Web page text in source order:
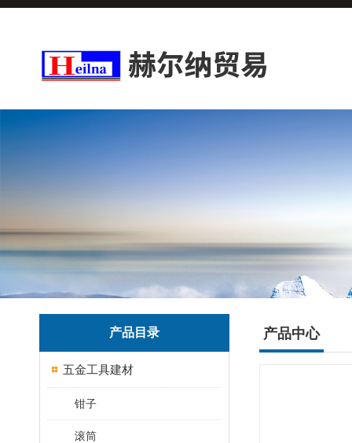
产品目录
五金工具建材
钳子
滚筒
产品中心